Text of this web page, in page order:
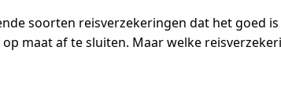
soorten reisverzekeringen dat het goed
maat af te sluiten. Maar welke